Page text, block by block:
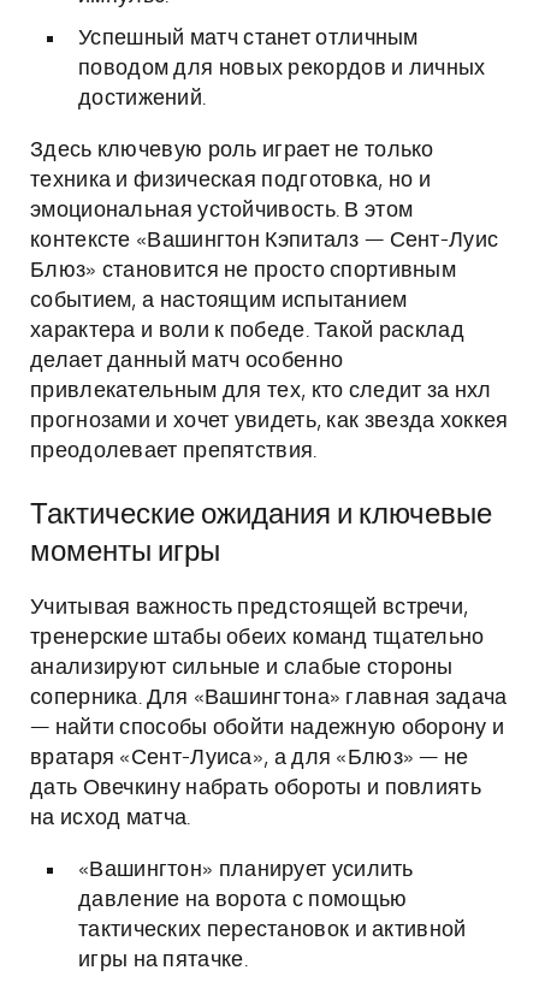
Успешный матч станет отличным
поводом для новых рекордов и личных
достижений.
Здесь ключевую роль играет не только
техника и физическая подготовка, но и
эмоциональная устойчивость. В этом
контексте «Вашингтон Кэпиталз — Сент-Луис
Блюз» становится не просто спортивным
событием, а настоящим испытанием
характера и воли к победе. Такой расклад
делает данный матч особенно
привлекательным для тех, кто следит за нхл
прогнозами и хочет увидеть, как звезда хоккея
преодолевает препятствия.
Тактические ожидания и ключевые
моменты игры
Учитывая важность предстоящей встречи,
тренерские штабы обеих команд тщательно
анализируют сильные и слабые стороны
соперника. Для «Вашингтона» главная задача
— найти способы обойти надежную оборону и
вратаря «Сент-Луиса», а для «Блюз» — не
дать Овечкину набрать обороты и повлиять
на исход матча.
«Вашингтон» планирует усилить
давление на ворота с помощью
тактических перестановок и активной
игры на пятачке.